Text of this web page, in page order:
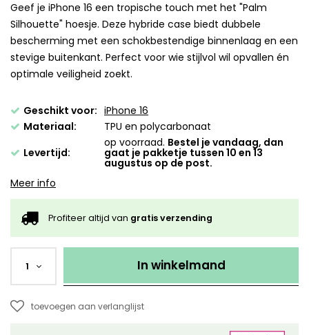
Geef je iPhone 16 een tropische touch met het "Palm
Silhouette" hoesje. Deze hybride case biedt dubbele
bescherming met een schokbestendige binnenlaag en een
stevige buitenkant. Perfect voor wie stijlvol wil opvallen én
optimale veiligheid zoekt.
Geschikt voor: iPhone 16
Materiaal:
TPU en polycarbonaat
Levertijd:
op voorraad. Bestel je vandaag, dan
gaat je pakketje tussen 10 en 13
augustus op de post.
Meer info
Profiteer altijd van gratis verzending
1 In winkelmand
toevoegen aan verlanglijst